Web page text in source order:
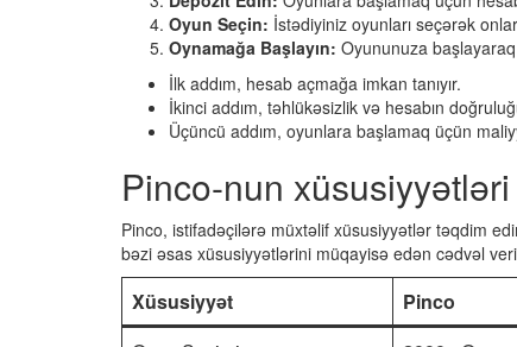
Oyun Seçin: İstədiyiniz oyunları seçərək
Oynamağa Başlayın: Oyununuza
İlk addım, hesab açmağa imkan tanıyır.
İkinci addım, təhlükəsizlik və hesabın
Üçüncü addım, oyunlara başlamaq üçün
Pinco-nun xüsusiyyətləri
Pinco, istifadəçilərə müxtəlif xüsusiyyətlər təqdim
bəzi əsas xüsusiyyətlərini müqayisə edən cədvəl
Xüsusiyyət Pinco